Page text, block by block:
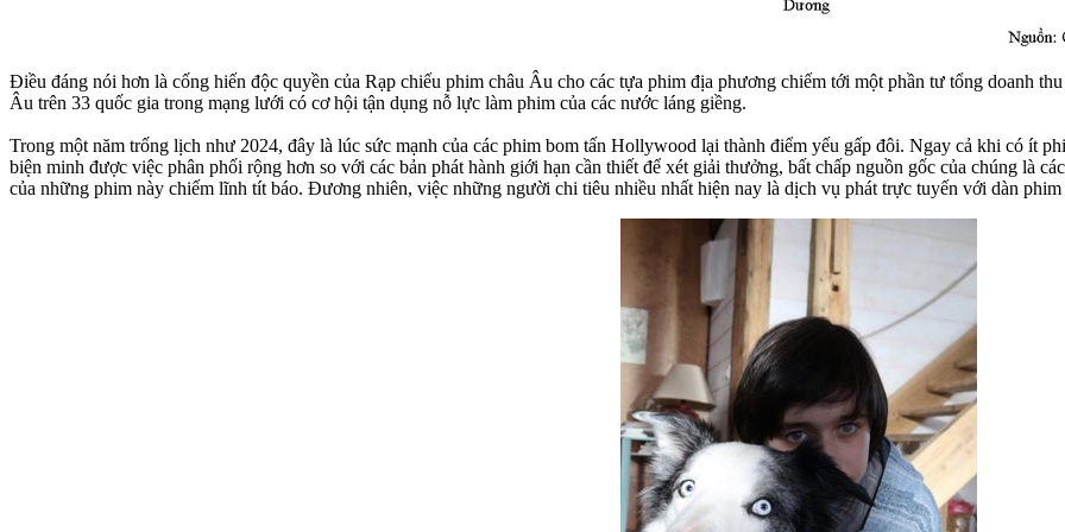
Điều đáng nói hơn là cống hiến độc quyền của Rạp chiếu phim châu Âu cho các tựa phim địa phương chiếm tới một phần tư tổng doanh
Âu trên 33 quốc gia trong mạng lưới có cơ hội tận dụng nỗ lực làm phim của các nước láng giềng.
Trong một năm trống lịch như 2024, đây là lúc sức mạnh của các phim bom tấn Hollywood lại thành điểm yếu gấp đôi. Ngay cả khi có ít
biện minh được việc phân phối rộng hơn so với các bản phát hành giới hạn cần thiết để xét giải thưởng, bất chấp nguồn gốc của chúng là
của những phim này chiếm lĩnh tít báo. Đương nhiên, việc những người chi tiêu nhiều nhất hiện nay là dịch vụ phát trực tuyến với dàn